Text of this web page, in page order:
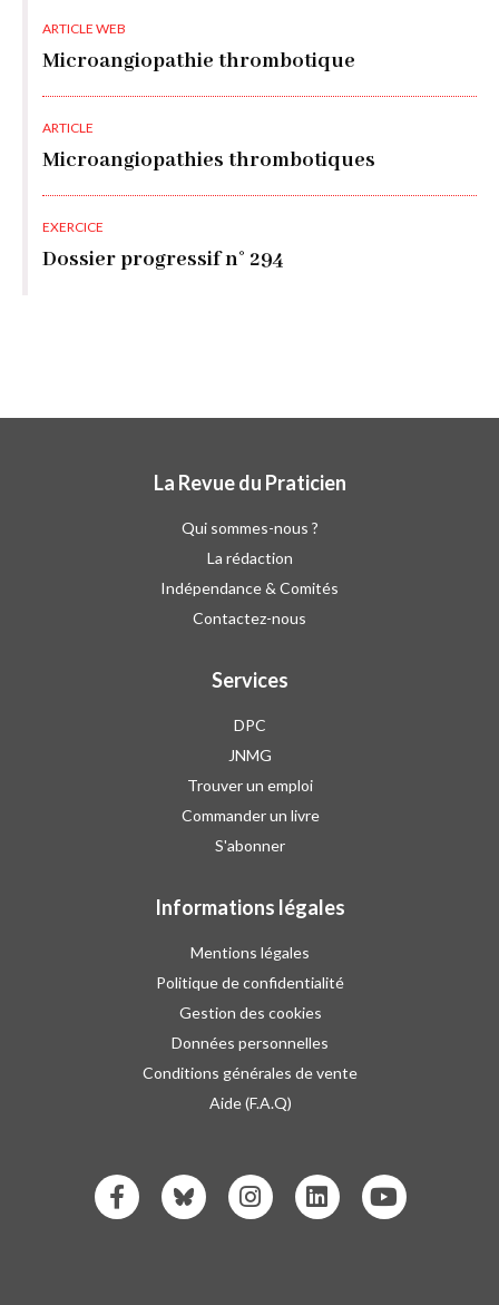
ARTICLE WEB
Microangiopathie thrombotique
ARTICLE
Microangiopathies thrombotiques
EXERCICE
Dossier progressif n° 294
La Revue du Praticien
Qui sommes-nous ?
La rédaction
Indépendance & Comités
Contactez-nous
Services
DPC
JNMG
Trouver un emploi
Commander un livre
S'abonner
Informations légales
Mentions légales
Politique de confidentialité
Gestion des cookies
Données personnelles
Conditions générales de vente
Aide (F.A.Q)